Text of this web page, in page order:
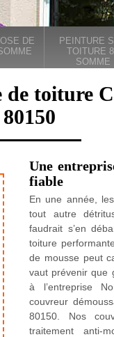
DE
PEINTURE
TOITURE
SOMME
de toiture
80150
Une
fiable
En une année,
tout autre
faudrait s’en
toiture
de mousse peut
vaut prévenir que
à l’entreprise
couvreur
80150. Nos
traitement anti-